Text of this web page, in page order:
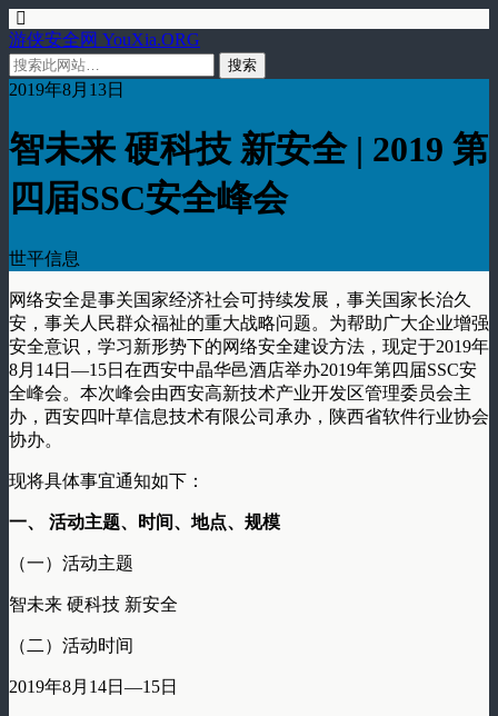
游侠安全网 YouXia.ORG
2019年8月13日
智未来 硬科技 新安全 | 2019 第
四届SSC安全峰会
世平信息
网络安全是事关国家经济社会可持续发展，事关国家长治久
安，事关人民群众福祉的重大战略问题。为帮助广大企业增强
安全意识，学习新形势下的网络安全建设方法，现定于2019年
8月14日—15日在西安中晶华邑酒店举办2019年第四届SSC安
全峰会。本次峰会由西安高新技术产业开发区管理委员会主
办，西安四叶草信息技术有限公司承办，陕西省软件行业协会
协办。
现将具体事宜通知如下：
一、 活动主题、时间、地点、规模
（一）活动主题
智未来 硬科技 新安全
（二）活动时间
2019年8月14日—15日